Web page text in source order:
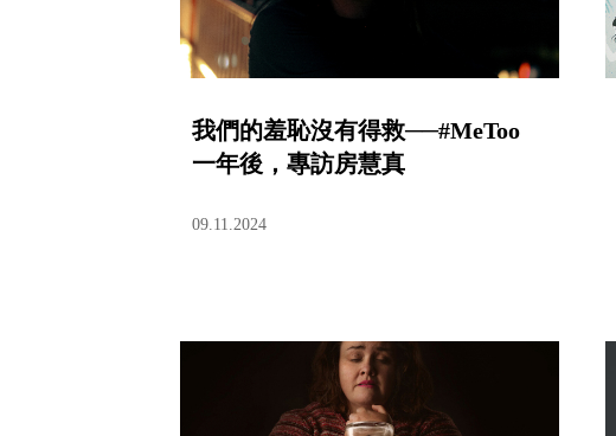
我們的羞恥沒有得救──#MeToo
一年後，專訪房慧真
09.11.2024